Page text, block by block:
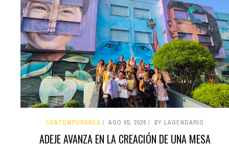
CONTEMPORÁNEA AGO 05, 2026 BY LAGENDARIO
ADEJE AVANZA EN LA CREACIÓN DE UNA MESA